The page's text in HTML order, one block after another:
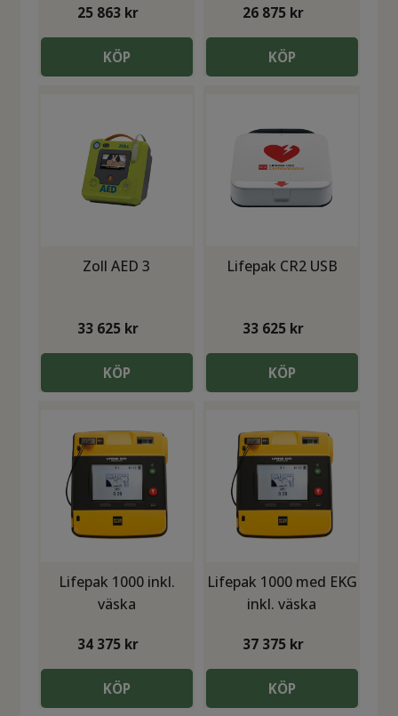
(-20 C)
25 863 kr
KÖP
26 875 kr
KÖP
Zoll AED 3
33 625 kr
KÖP
Lifepak CR2 USB
33 625 kr
KÖP
Lifepak 1000 inkl.
väska
34 375 kr
KÖP
Lifepak 1000 med EKG
inkl. väska
37 375 kr
KÖP